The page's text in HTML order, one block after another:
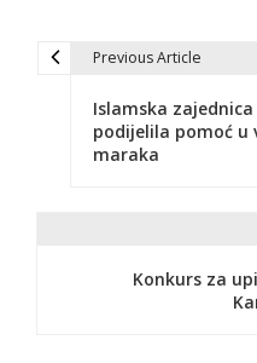
Previous Article
Islamska
podijelila pomoć u
maraka
Konkurs za